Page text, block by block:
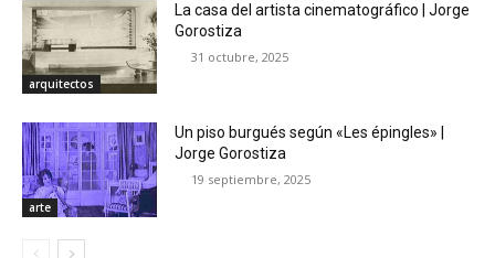
arquitectos
La casa del artista cinematográfico | Jorge
Gorostiza
31 octubre, 2025
arte
Un piso burgués según «Les épingles» |
Jorge Gorostiza
19 septiembre, 2025